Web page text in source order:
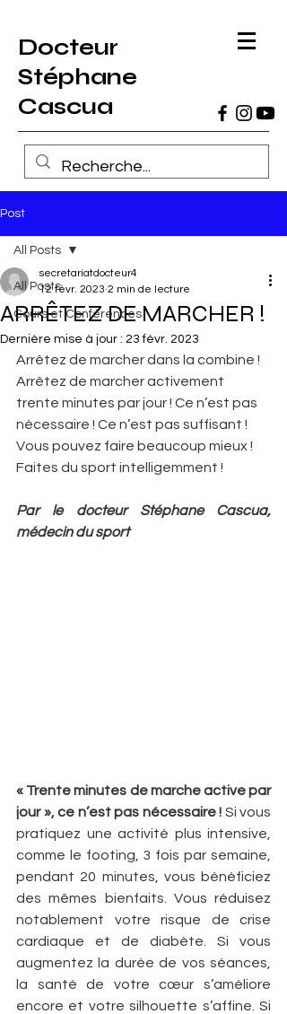
Docteur
Stéphane
Cascua
Post
All Posts
Cours et Conférences
All Posts
ARRÊTEZ DE MARCHER !
secretariatdocteur4
12 févr. 2023 2 min de lecture
Dernière mise à jour : 23 févr. 2023
Arrêtez de marcher dans la combine !
Arrêtez de marcher activement
trente minutes par jour ! Ce n’est pas
nécessaire ! Ce n’est pas suffisant !
Vous pouvez faire beaucoup mieux !
Faites du sport intelligemment !
Par le docteur Stéphane Cascua,
médecin du sport
« Trente minutes de marche active par
jour », ce n’est pas nécessaire ! Si vous
pratiquez une activité plus intensive,
comme le footing, 3 fois par semaine,
pendant 20 minutes, vous bénéficiez
des mêmes bienfaits. Vous réduisez
notablement votre risque de crise
cardiaque et de diabète. Si vous
augmentez la durée de vos séances,
la santé de votre cœur s’améliore
encore et votre silhouette s’affine. Si